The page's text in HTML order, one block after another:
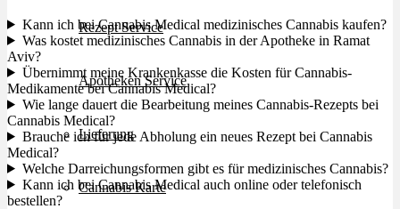
Rezept Service
Apotheken Service
Lieferung
Cannabis Karte
Kann ich bei Cannabis Medical medizinisches Cannabis kaufen?
Was kostet medizinisches Cannabis in der Apotheke in Ramat
Aviv?
Übernimmt meine Krankenkasse die Kosten für Cannabis-
Medikamente bei Cannabis Medical?
Wie lange dauert die Bearbeitung meines Cannabis-Rezepts bei
Cannabis Medical?
Brauche ich für jede Abholung ein neues Rezept bei Cannabis
Medical?
Welche Darreichungsformen gibt es für medizinisches Cannabis?
Kann ich bei Cannabis Medical auch online oder telefonisch
bestellen?